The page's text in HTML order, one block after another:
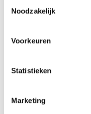
Noodzakelijk
Voorkeuren
Statistieken
Marketing